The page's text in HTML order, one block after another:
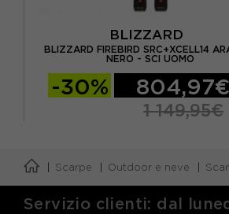
BLIZZARD
BLIZZARD FIREBIRD SRC+XCELL14
NERO - SCI UOMO
-30% 804,97€
1 149,95€
Scarpe Outdoor e neve
Servizio clienti: dal